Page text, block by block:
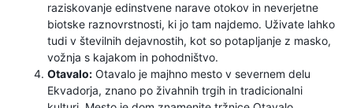
raziskovanje edinstvene narave otokov in neverjetne
biotske raznovrstnosti, ki jo tam najdemo. Uživate lahko
tudi v številnih dejavnostih, kot so potapljanje z masko,
vožnja s kajakom in pohodništvo.
Otavalo: Otavalo je majhno mesto v severnem delu
Ekvadorja, znano po živahnih trgih in tradicionalni